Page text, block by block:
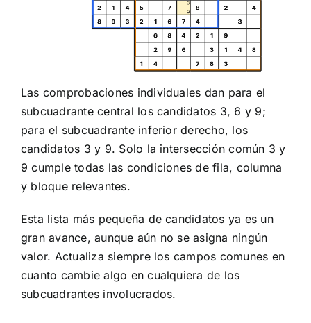
Las comprobaciones individuales dan para el
subcuadrante central los candidatos 3, 6 y 9;
para el subcuadrante inferior derecho, los
candidatos 3 y 9. Solo la intersección común 3 y
9 cumple todas las condiciones de fila, columna
y bloque relevantes.
Esta lista más pequeña de candidatos ya es un
gran avance, aunque aún no se asigna ningún
valor. Actualiza siempre los campos comunes en
cuanto cambie algo en cualquiera de los
subcuadrantes involucrados.